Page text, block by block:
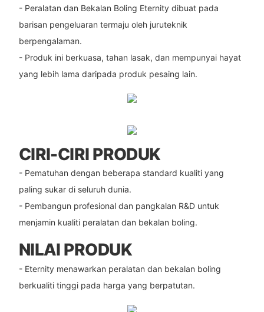
- Peralatan dan Bekalan Boling Eternity dibuat pada
barisan pengeluaran termaju oleh juruteknik
berpengalaman.
- Produk ini berkuasa, tahan lasak, dan mempunyai hayat
yang lebih lama daripada produk pesaing lain.
CIRI-CIRI PRODUK
- Pematuhan dengan beberapa standard kualiti yang
paling sukar di seluruh dunia.
- Pembangun profesional dan pangkalan R&D untuk
menjamin kualiti peralatan dan bekalan boling.
NILAI PRODUK
- Eternity menawarkan peralatan dan bekalan boling
berkualiti tinggi pada harga yang berpatutan.